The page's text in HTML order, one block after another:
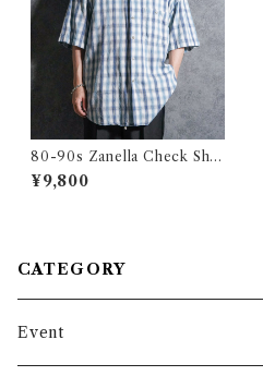
80-90s Zanella Check Shir
ts ザネッラ 楊柳 チェック シ
ャツ イタリア製
¥9,800
CATEGORY
Event